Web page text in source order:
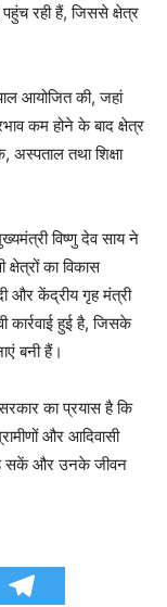
रही हैं, जिससे क्षेत्र
आयोजित की, जहां
कम होने के बाद क्षेत्र
अस्पताल तथा शिक्षा
विष्णु देव साय ने
का विकास
और केंद्रीय गृह मंत्री
हुई है, जिसके
बनी हैं।
का प्रयास है कि
और आदिवासी
सकें और उनके जीवन